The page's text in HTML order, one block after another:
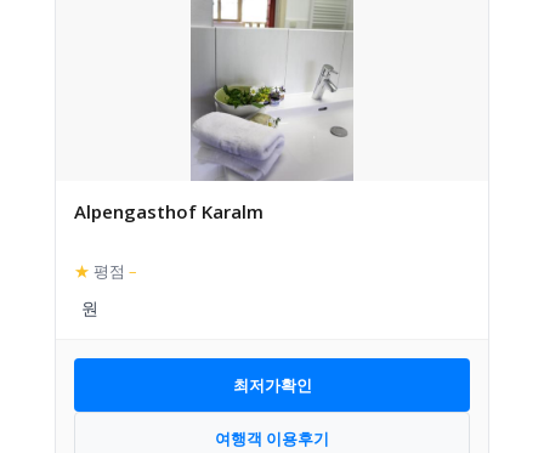
Alpengasthof Karalm
★ 평점 –
최저가확인
여행객 이용후기